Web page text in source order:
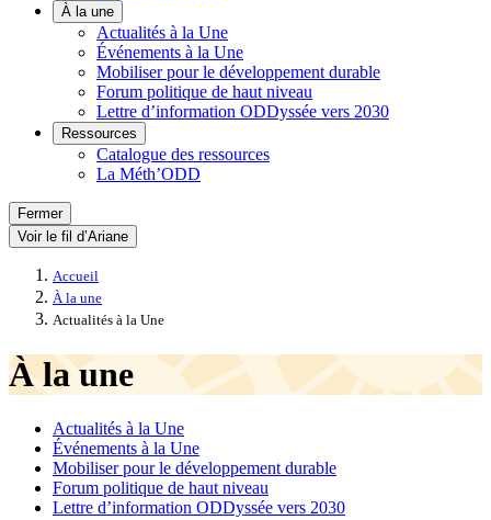
À la une
Actualités à la Une
Événements à la Une
Mobiliser pour le développement durable
Forum politique de haut niveau
Lettre d’information ODDyssée vers 2030
Ressources
Catalogue des ressources
La Méth’ODD
Fermer
Voir le fil d’Ariane
Accueil
À la une
Actualités à la Une
À la une
Actualités à la Une
Événements à la Une
Mobiliser pour le développement durable
Forum politique de haut niveau
Lettre d’information ODDyssée vers 2030